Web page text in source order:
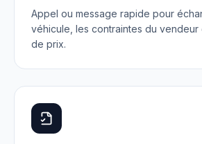
Appel ou message rapide pour
véhicule, les contraintes du vendeur
de prix.